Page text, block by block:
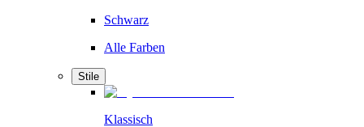
Schwarz
Alle Farben
Stile
Klassisch